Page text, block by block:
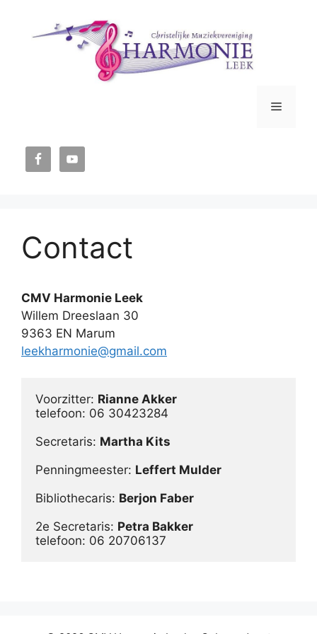
Menu
Contact
CMV Harmonie Leek
Willem Dreeslaan 30
9363 EN Marum
leekharmonie@gmail.com
Voorzitter: Rianne Akker
telefoon: 06 30423284
Secretaris:
Penningmeester: Leffert Mulder
Bibliothecaris: Berjon Faber
2e Secretaris: Petra Bakker